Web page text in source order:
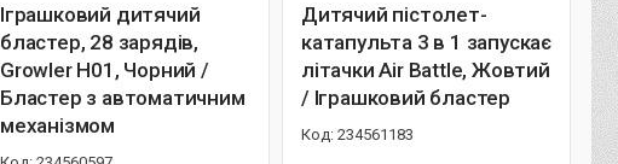
Іграшковий дитячий
бластер, 28 зарядів,
Growler H01, Чорний /
Бластер з автоматичним
механізмом
Дитячий пістолет-
катапульта 3 в 1 запускає
літачки Air Battle, Жовтий
/ Іграшковий бластер
234561183